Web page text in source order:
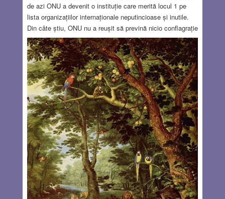
de azi ONU a devenit o instituție care merită locul 1 pe
lista organizațiilor internaționale neputincioase și inutile.
Din câte știu, ONU nu a reușit să prevină nicio conflagrație
militară, nu a oprit niciun război și, dacă luăm în
considerare retragerea trupelor ONU din peninsula Sinai în
1967, se poate spune pe bună dreptate că organizația
mondială e de vină pentru Războiul de Șase Zile între
Israel și țările arabe. Dar nu despre asta doresc să discut
aici, despre neputința ONU de a-și impune punctul de
vedere în orice conflict pe cale a se declanșa pe undeva
pe harta lumii.
Read more…
JUL 27, 2023 10 COMMENTS